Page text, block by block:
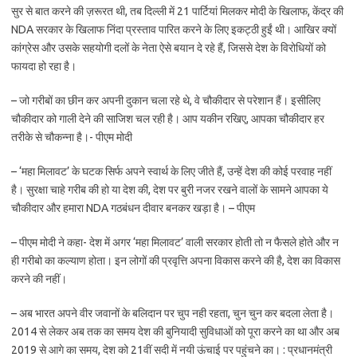
सुर से बात करने की ज़रूरत थी, तब दिल्ली में 21 पार्टियां मिलकर मोदी के खिलाफ, केंद्र की
NDA सरकार के खिलाफ निंदा प्रस्ताव पारित करने के लिए इकट्ठी हुईं थी। आखिर क्यों
कांग्रेस और उसके सहयोगी दलों के नेता ऐसे बयान दे रहे हैं, जिससे देश के विरोधियों को
फायदा हो रहा है।
– जो गरीबों का छीन कर अपनी दुकान चला रहे थे, वे चौकीदार से परेशान हैं। इसीलिए
चौकीदार को गाली देने की साजिश चल रही है। आप यकीन रखिए, आपका चौकीदार हर
तरीके से चौकन्ना है।- पीएम मोदी
– ‘महा मिलावट’ के घटक सिर्फ अपने स्वार्थ के लिए जीते हैं, उन्हें देश की कोई परवाह नहीं
है। सुरक्षा चाहे गरीब की हो या देश की, देश पर बुरी नजर रखने वालों के सामने आपका ये
चौकीदार और हमारा NDA गठबंधन दीवार बनकर खड़ा है। – पीएम
– पीएम मोदी ने कहा- देश में अगर ‘महा मिलावट’ वाली सरकार होती तो न फैसले होते और न
ही गरीबो का कल्याण होता। इन लोगों की प्रवृत्ति अपना विकास करने की है, देश का विकास
करने की नहीं।
– अब भारत अपने वीर जवानों के बलिदान पर चुप नही रहता, चुन चुन कर बदला लेता है।
2014 से लेकर अब तक का समय देश की बुनियादी सुविधाओं को पूरा करने का था और अब
2019 से आगे का समय, देश को 21वीं सदी में नयी ऊंचाई पर पहुंचने का। : प्रधानमंत्री